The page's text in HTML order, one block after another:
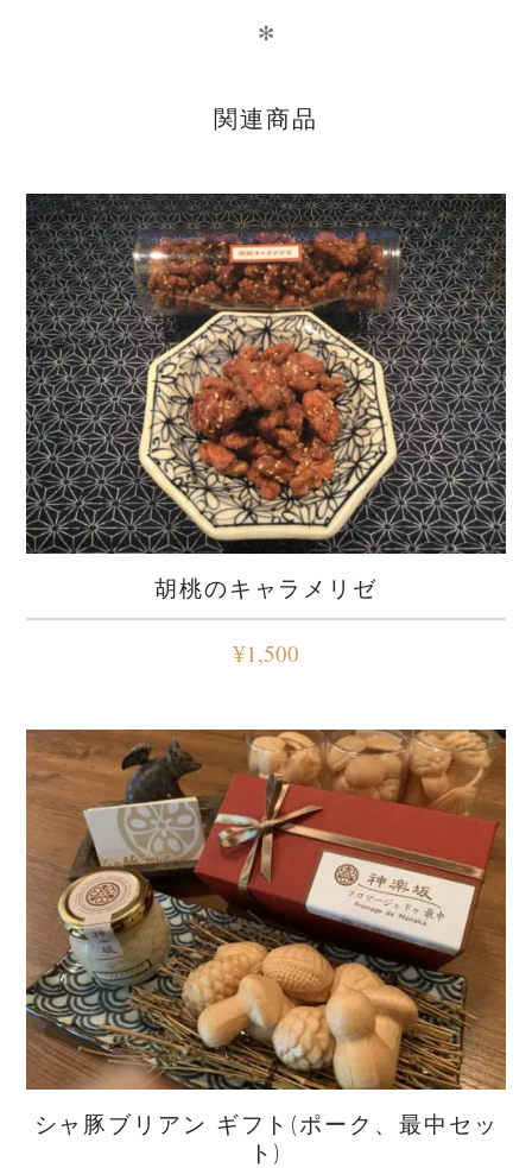
✻
関連商品
胡桃のキャラメリゼ
¥1,500
シャ豚ブリアン ギフト(ポーク、最中セッ
ト)